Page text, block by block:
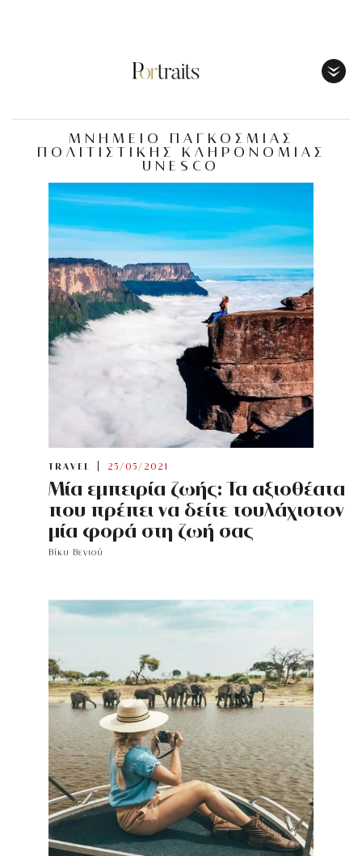
ΜΝΗΜΕΙΟ ΠΑΓΚΟΣΜΙΑΣ
ΠΟΛΙΤΙΣΤΙΚΗΣ ΚΛΗΡΟΝΟΜΙΑΣ
UNESCO
TRAVEL 25/05/2021
Μία εμπειρία ζωής: Τα αξιοθέατα
που πρέπει να δείτε τουλάχιστον
μία φορά στη ζωή σας
Βίκυ Βενιού